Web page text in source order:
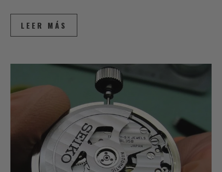
LEER MÁS